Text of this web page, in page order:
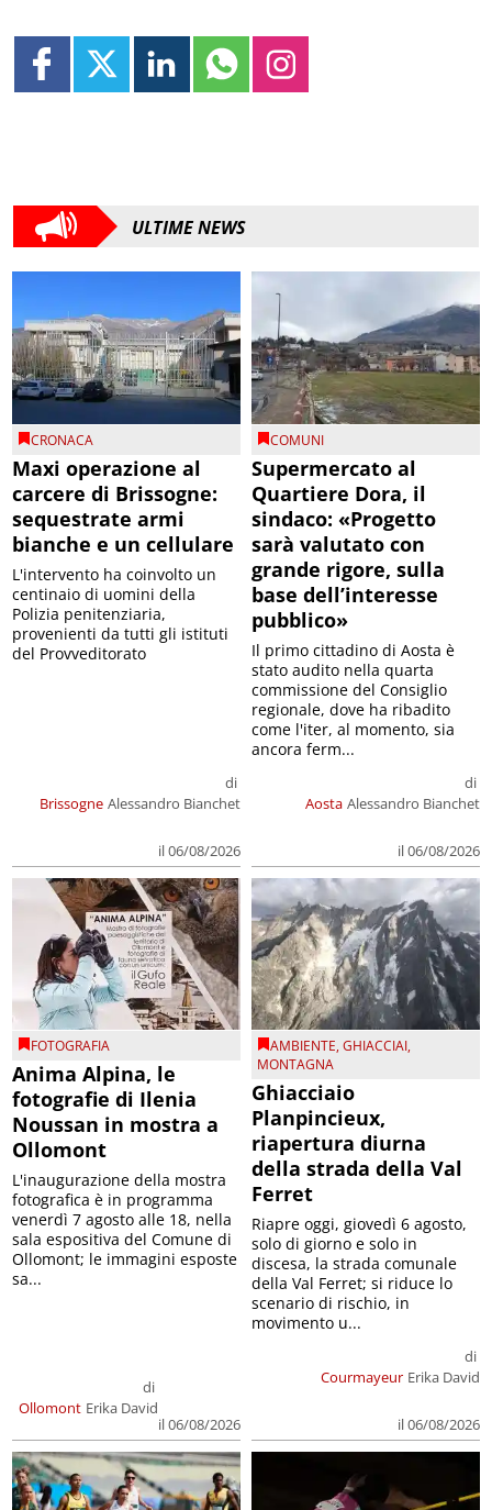
ULTIME NEWS
CRONACA
Maxi operazione al
carcere di Brissogne:
sequestrate armi
bianche e un cellulare
Brissogne
di
Alessandro Bianchet
il 06/08/2026
L'intervento ha coinvolto un
centinaio di uomini della
Polizia penitenziaria,
provenienti da tutti gli istituti
del Provveditorato
COMUNI
Supermercato al
Quartiere Dora, il
sindaco: «Progetto
sarà valutato con
grande rigore, sulla
base dell’interesse
pubblico»
Aosta
di
Alessandro Bianchet
il 06/08/2026
Il primo cittadino di Aosta è
stato audito nella quarta
commissione del Consiglio
regionale, dove ha ribadito
come l'iter, al momento, sia
ancora ferm...
FOTOGRAFIA
Anima Alpina, le
fotografie di Ilenia
Noussan in mostra a
Ollomont
Ollomont
di
Erika David
il 06/08/2026
L'inaugurazione della mostra
fotografica è in programma
venerdì 7 agosto alle 18, nella
sala espositiva del Comune di
Ollomont; le immagini esposte
sa...
AMBIENTE,GHIACCIAI,
MONTAGNA
Ghiacciaio
Planpincieux,
riapertura diurna
della strada della Val
Ferret
Courmayeur
di
Erika David
il 06/08/2026
Riapre oggi, giovedì 6 agosto,
solo di giorno e solo in
discesa, la strada comunale
della Val Ferret; si riduce lo
scenario di rischio, in
movimento u...